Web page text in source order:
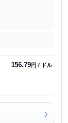
156.79円 / ドル